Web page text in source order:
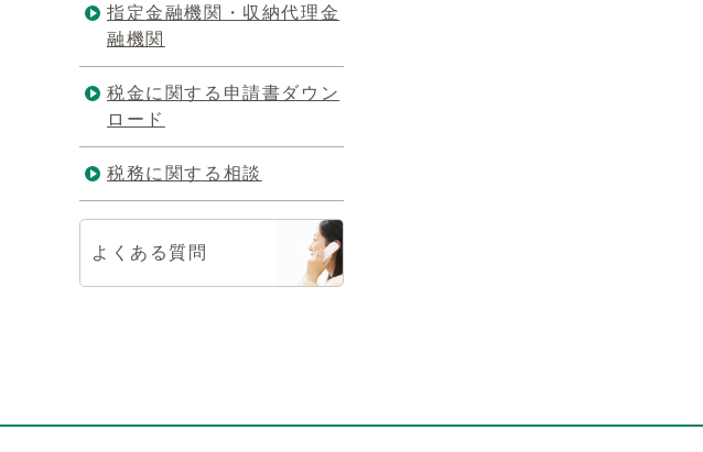
指定金融機関・収納代理金
融機関
税金に関する申請書ダウン
ロード
税務に関する相談
よくある質問